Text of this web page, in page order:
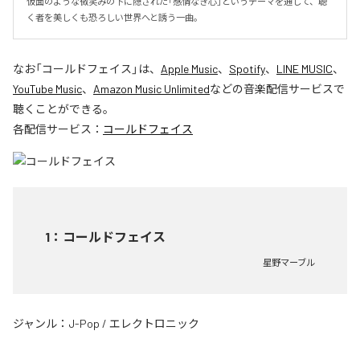
く者を美しくも恐ろしい世界へと誘う一曲。
なお「コールドフェイス 」は、 Apple Music、 Spotify、 LINE MUSIC、
YouTube Music、 Amazon Music Unlimitedなどの音楽配信サービスで
聴くことができる。
各配信サービス： コールドフェイス
1 ： コールドフェイス
星野マーブル
ジャンル： J-Pop / エレクトロニック